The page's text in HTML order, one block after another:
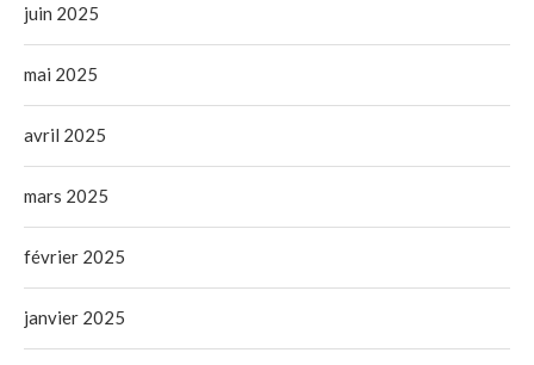
juin 2025
mai 2025
avril 2025
mars 2025
février 2025
janvier 2025